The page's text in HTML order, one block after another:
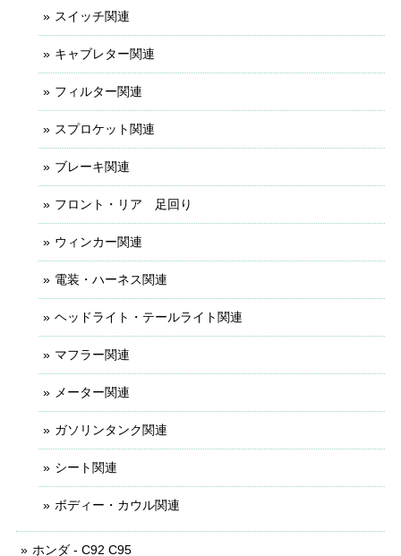
スイッチ関連
キャブレター関連
フィルター関連
スプロケット関連
ブレーキ関連
フロント・リア 足回り
ウィンカー関連
電装・ハーネス関連
ヘッドライト・テールライト関連
マフラー関連
メーター関連
ガソリンタンク関連
シート関連
ボディー・カウル関連
ホンダ - C92 C95